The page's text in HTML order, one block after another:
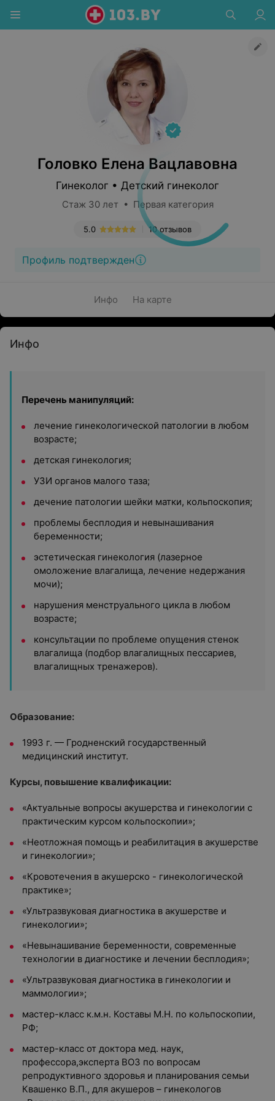
Головко Елена Вацлавовна
Гинеколог • Детский гинеколог
Стаж 30 лет • Первая категория
10 отзывов
5.0
Профиль подтвержден
Инфо На карте
Инфо
Перечень манипуляций:
лечение гинекологической патологии в любом
возрасте;
детская гинекология;
УЗИ органов малого таза;
дечение патологии шейки матки, кольпоскопия;
проблемы бесплодия и невынашивания
беременности;
эстетическая гинекология (лазерное
омоложение влагалища, лечение недержания
мочи);
нарушения менструального цикла в любом
возрасте;
консультации по проблеме опущения стенок
влагалища (подбор влагалищных пессариев,
влагалищных тренажеров).
Образование:
1993 г. — Гродненский государственный
медицинский институт.
Курсы, повышение квалификации:
«Актуальные вопросы акушерства и гинекологии с
практическим курсом кольпоскопии»;
«Неотложная помощь и реабилитация в акушерстве
и гинекологии»;
«Кровотечения в акушерско - гинекологической
практике»;
«Ультразвуковая диагностика в акушерстве и
гинекологии»;
«Невынашивание беременности, современные
технологии в диагностике и лечении бесплодия»;
«Ультразвуковая диагностика в гинекологии и
маммологии»;
мастер-класс к.м.н. Коставы М.Н. по кольпоскопии,
РФ;
мастер-класс от доктора мед. наук,
профессора,эксперта ВОЗ по вопросам
репродуктивного здоровья и планирования семьи
Квашенко В.П., для акушеров – гинекологов